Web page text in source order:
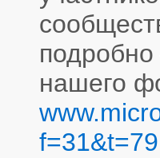
нашего
f=31&t=79